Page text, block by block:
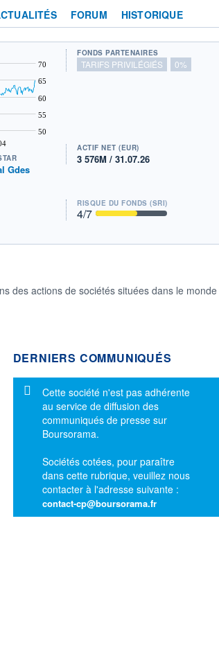
FORUM HISTORIQUE
50
55
60
65
70
Gdes
FONDS PARTENAIRES
TARIFS PRIVILÉGIÉS 0%
ACTIF NET (EUR)
3 576M / 31.07.26
RISQUE DU FONDS (SRI)
4/7
des actions de sociétés situées dans le monde
DERNIERS COMMUNIQUÉS
Message d'information
Cette société n'est pas adhérente
au service de diffusion des
communiqués de presse sur
Boursorama.
Sociétés cotées, pour paraître
dans cette rubrique, veuillez nous
contacter à l'adresse suivante :
contact-cp@boursorama.fr